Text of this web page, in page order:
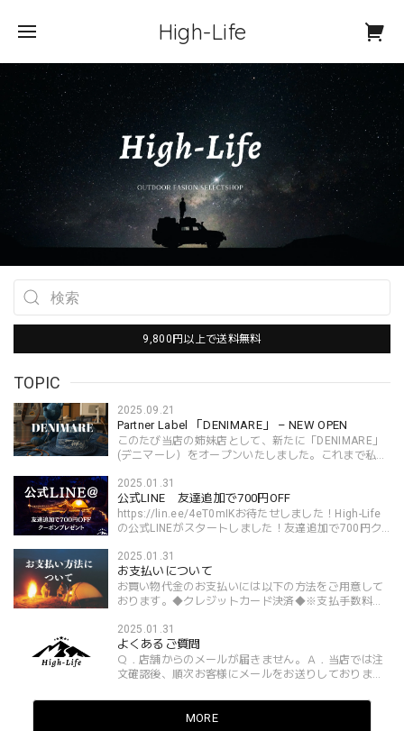
High-Life
9,800円以上で送料無料
TOPIC
2025.09.21
Partner Label 「DENIMARE」 – NEW OPEN
このたび当店の姉妹店として、新たに「DENIMARE」
(デニマーレ）をオープンいたしました。これまで私た
のあるスタイルを提案してまいりました。デニムは穿
き込む...
2025.01.31
公式LINE 友達追加で700円OFF
https://lin.ee/4eT0mIKお待たせしました！High-Life
の公式LINEがスタートしました！友達追加で700円ク
2025.01.31
お支払いについて
お買い物代金のお支払いには以下の方法をご用意して
おります。◆クレジットカード決済◆※支払手数料が
クレジットカードブランドは下記となります。・
VISA・Master...
2025.01.31
よくあるご質問
Ｑ．店舗からのメールが届きません。Ａ．当店では注
文確認後、順次お客様にメールをお送りしておりま
問い合わせが寄せられる事がございますが、ご注文後3
MORE